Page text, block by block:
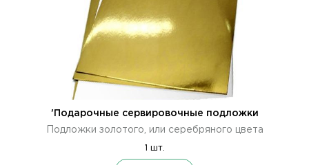
'Подарочные сервировочные подложки
Подложки золотого, или серебряного цвета
1 шт.